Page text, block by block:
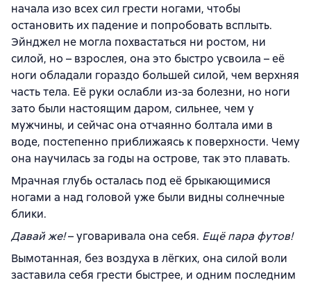
начала изо всех сил грести ногами, чтобы
остановить их падение и попробовать всплыть.
Эйнджел не могла похвастаться ни ростом, ни
силой, но – взрослея, она это быстро усвоила – её
ноги обладали гораздо большей силой, чем верхняя
часть тела. Её руки ослабли из-за болезни, но ноги
зато были настоящим даром, сильнее, чем у
мужчины, и сейчас она отчаянно болтала ими в
воде, постепенно приближаясь к поверхности. Чему
она научилась за годы на острове, так это плавать.
Мрачная глубь осталась под её брыкающимися
ногами а над головой уже были видны солнечные
блики.
Давай же!– уговаривала она себя. Ещё пара футов!
Вымотанная, без воздуха в лёгких, она силой воли
заставила себя грести быстрее, и одним последним